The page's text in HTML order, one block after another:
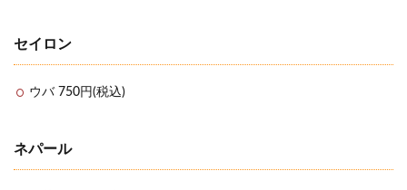
セイロン
ウバ 750円(税込)
ネパール